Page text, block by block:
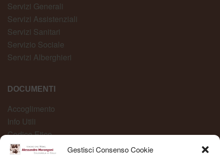
Gestisci Consenso Cookie
Servizi Generali
Servizi Assistenziali
Servizi Sanitari
Servizio Sociale
Servizi Alberghieri
DOCUMENTI
Accoglimento
Info Utili
Codice Etico
Carta dei Servizi